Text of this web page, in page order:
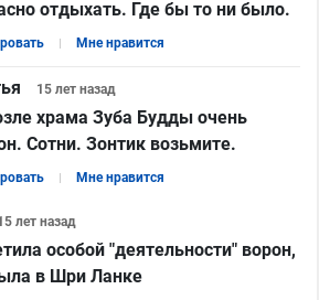
отдыхать. Где бы то ни было.
Мне нравится
15 лет назад
храма Зуба Будды очень
Сотни. Зонтик возьмите.
Мне нравится
лет назад
особой "деятельности" ворон,
в Шри Ланке